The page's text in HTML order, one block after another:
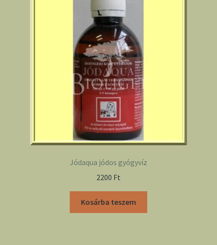
Jódaqua jódos gyógyvíz
2200 Ft
Kosárba teszem